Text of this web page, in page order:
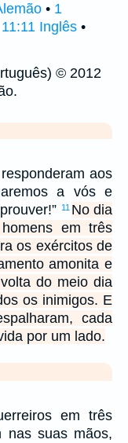
• 1
Inglês •
© 2012
aos
a vós e
11 No dia
em três
os exércitos de
amonita e
do meio dia
os inimigos. E
cada
por um lado.
em três
nas suas mãos,